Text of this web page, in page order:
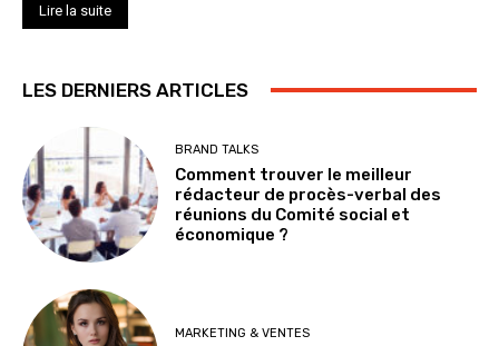
Lire la suite
LES DERNIERS ARTICLES
BRAND TALKS
Comment trouver le meilleur
rédacteur de procès-verbal des
réunions du Comité social et
économique ?
MARKETING & VENTES